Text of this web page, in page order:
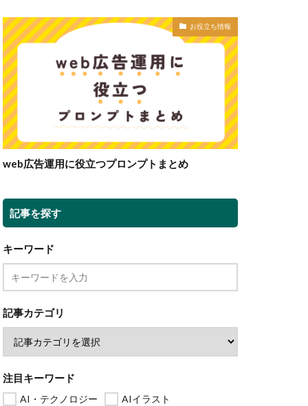
お役立ち情報
web広告運用に役立つプロンプトまとめ
記事を探す
キーワード
記事カテゴリ
注目キーワード
AI・テクノロジー
AIイラスト